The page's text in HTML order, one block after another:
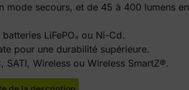
mode secours, et de 45 à 400 lumens en
LiFePO₄ ou Ni-Cd.
pour une durabilité supérieure.
SATI, Wireless ou Wireless SmartZ®.